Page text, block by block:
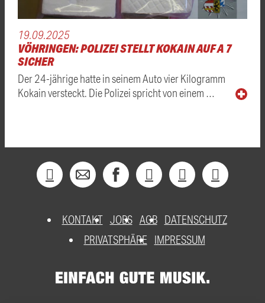
19.09.2025
VÖHRINGEN: POLIZEI STELLT KOKAIN AUF A 7
SICHER
Der 24-jährige hatte in seinem Auto vier Kilogramm
Kokain versteckt. Die Polizei spricht von einem …
KONTAKT JOBS AGB DATENSCHUTZ
PRIVATSPHÄRE
IMPRESSUM